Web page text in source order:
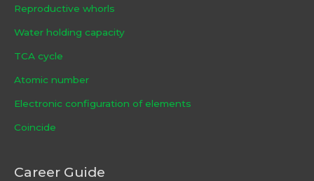
Reproductive whorls
Water holding capacity
TCA cycle
Atomic number
Electronic configuration of elements
Coincide
Career Guide